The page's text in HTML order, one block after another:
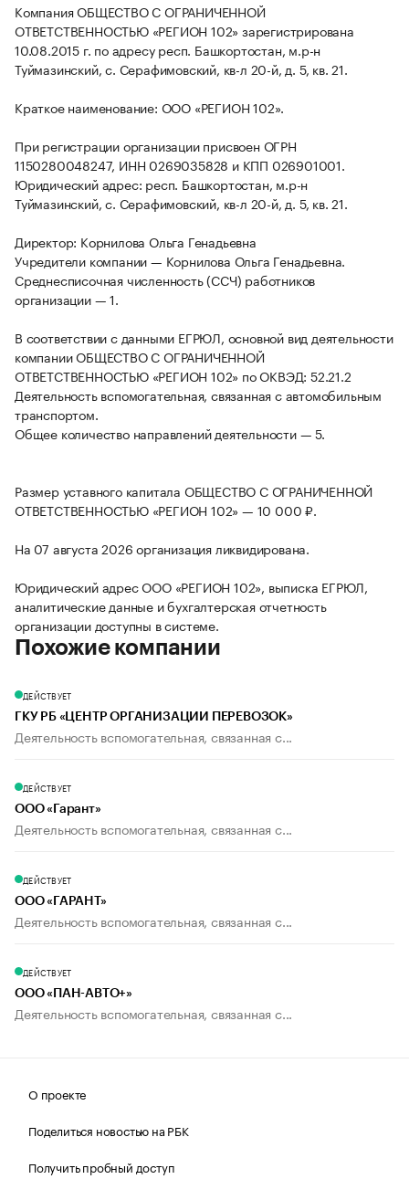
Компания ОБЩЕСТВО С ОГРАНИЧЕННОЙ
ОТВЕТСТВЕННОСТЬЮ «РЕГИОН 102» зарегистрирована
10.08.2015 г. по адресу респ. Башкортостан, м.р-н
Туймазинский, с. Серафимовский, кв-л 20-й, д. 5, кв. 21.
Краткое наименование: ООО «РЕГИОН 102».
При регистрации организации присвоен ОГРН
1150280048247, ИНН 0269035828 и КПП 026901001.
Юридический адрес: респ. Башкортостан, м.р-н
Туймазинский, с. Серафимовский, кв-л 20-й, д. 5, кв. 21.
Директор: Корнилова Ольга Генадьевна
Учредители компании — Корнилова Ольга Генадьевна.
Среднесписочная численность (ССЧ) работников
организации — 1.
В соответствии с данными ЕГРЮЛ, основной вид деятельности
компании ОБЩЕСТВО С ОГРАНИЧЕННОЙ
ОТВЕТСТВЕННОСТЬЮ «РЕГИОН 102» по ОКВЭД: 52.21.2
Деятельность вспомогательная, связанная с автомобильным
транспортом.
Общее количество направлений деятельности — 5.
Размер уставного капитала ОБЩЕСТВО С ОГРАНИЧЕННОЙ
ОТВЕТСТВЕННОСТЬЮ «РЕГИОН 102» — 10 000 ₽.
На 07 августа 2026 организация ликвидирована.
Юридический адрес ООО «РЕГИОН 102», выписка ЕГРЮЛ,
аналитические данные и бухгалтерская отчетность
организации доступны в системе.
Похожие компании
ДЕЙСТВУЕТ
ГКУ РБ «ЦЕНТР ОРГАНИЗАЦИИ ПЕРЕВОЗОК»
Деятельность вспомогательная, связанная с...
ДЕЙСТВУЕТ
ООО «Гарант»
Деятельность вспомогательная, связанная с...
ДЕЙСТВУЕТ
ООО «ГАРАНТ»
Деятельность вспомогательная, связанная с...
ДЕЙСТВУЕТ
ООО «ПАН-АВТО+»
Деятельность вспомогательная, связанная с...
О проекте
Поделиться новостью на РБК
Получить пробный доступ